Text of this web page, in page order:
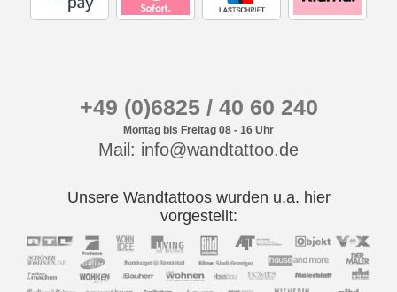
+49 (0)6825 / 40 60 240
Montag bis Freitag 08 - 16 Uhr
Mail: info@wandtattoo.de
Unsere Wandtattoos wurden u.a. hier
vorgestellt: